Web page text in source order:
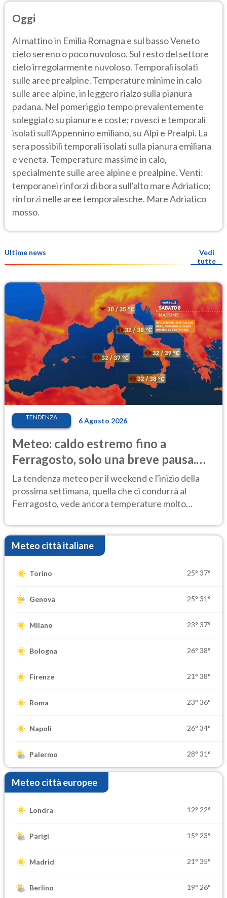
Oggi
Al mattino in Emilia Romagna e sul basso Veneto
cielo sereno o poco nuvoloso. Sul resto del settore
cielo irregolarmente nuvoloso. Temporali isolati
sulle aree prealpine. Temperature minime in calo
sulle aree alpine, in leggero rialzo sulla pianura
padana. Nel pomeriggio tempo prevalentemente
soleggiato su pianure e coste; rovesci e temporali
isolati sull'Appennino emiliano, su Alpi e Prealpi. La
sera possibili temporali isolati sulla pianura emiliana
e veneta. Temperature massime in calo,
specialmente sulle aree alpine e prealpine. Venti:
temporanei rinforzi di bora sull'alto mare Adriatico;
rinforzi nelle aree temporalesche. Mare Adriatico
mosso.
Ultime news
Vedi
tutte
TENDENZA 6 Agosto 2026
Meteo: caldo estremo fino a
Ferragosto, solo una breve pausa.
Ecco dove
La tendenza meteo per il weekend e l'inizio della
prossima settimana, quella che ci condurrà al
Ferragosto, vede ancora temperature molto
Meteo città italiane
Torino 25° 37°
Genova 25° 31°
Milano 23° 37°
Bologna 26° 38°
Firenze 21° 38°
Roma 23° 36°
Napoli 26° 34°
Palermo 28° 31°
Meteo città europee
Londra 12° 22°
Parigi 15° 23°
Madrid 21° 35°
Berlino 19° 26°